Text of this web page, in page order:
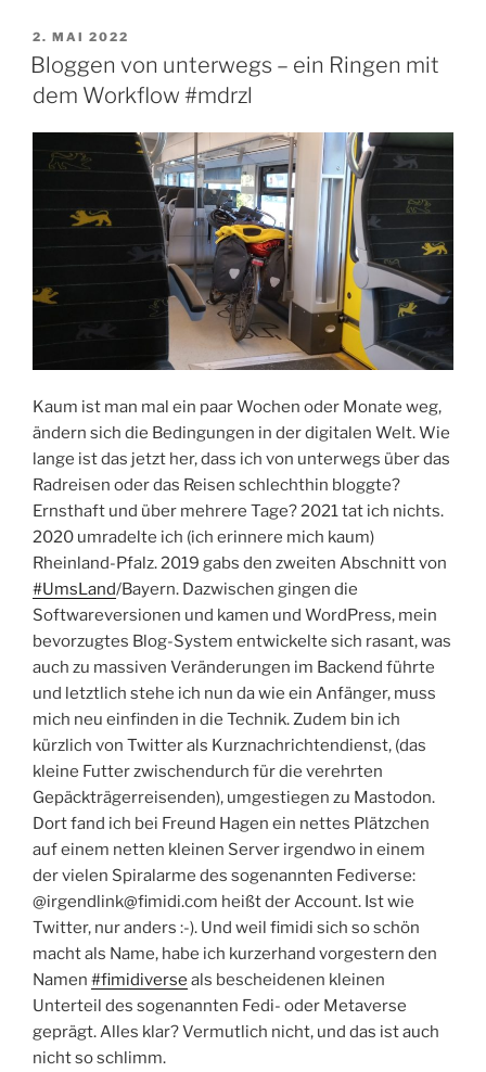
VERÖFFENTLICHT
AM
2. MAI 2022
Bloggen von unterwegs – ein Ringen mit
dem Workflow #mdrzl
Kaum ist man mal ein paar Wochen oder Monate weg,
ändern sich die Bedingungen in der digitalen Welt. Wie
lange ist das jetzt her, dass ich von unterwegs über das
Radreisen oder das Reisen schlechthin bloggte?
Ernsthaft und über mehrere Tage? 2021 tat ich nichts.
2020 umradelte ich (ich erinnere mich kaum)
Rheinland-Pfalz. 2019 gabs den zweiten Abschnitt von
#UmsLand/Bayern. Dazwischen gingen die
Softwareversionen und kamen und WordPress, mein
bevorzugtes Blog-System entwickelte sich rasant, was
auch zu massiven Veränderungen im Backend führte
und letztlich stehe ich nun da wie ein Anfänger, muss
mich neu einfinden in die Technik. Zudem bin ich
kürzlich von Twitter als Kurznachrichtendienst, (das
kleine Futter zwischendurch für die verehrten
Gepäckträgerreisenden), umgestiegen zu Mastodon.
Dort fand ich bei Freund Hagen ein nettes Plätzchen
auf einem netten kleinen Server irgendwo in einem
der vielen Spiralarme des sogenannten Fediverse:
@irgendlink@fimidi.com heißt der Account. Ist wie
Twitter, nur anders :-). Und weil fimidi sich so schön
macht als Name, habe ich kurzerhand vorgestern den
Namen #fimidiverse als bescheidenen kleinen
Unterteil des sogenannten Fedi- oder Metaverse
geprägt. Alles klar? Vermutlich nicht, und das ist auch
nicht so schlimm.